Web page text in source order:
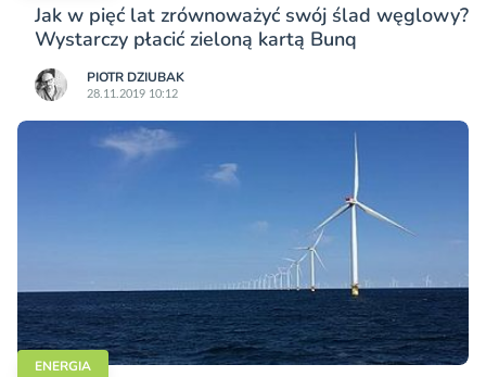
Jak w pięć lat zrównoważyć swój ślad węglowy?
Wystarczy płacić zieloną kartą Bunq
PIOTR DZIUBAK
28.11.2019 10:12
ENERGIA